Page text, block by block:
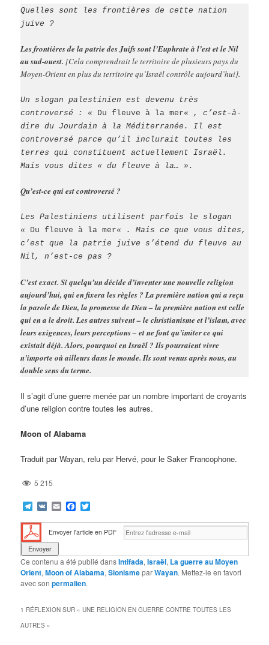
Quelles sont les frontières de cette nation
juive ?
Les frontières de la patrie des Juifs sont l’Euphrate à l’est et le Nil
au sud-ouest.[Cela comprendrait le territoire de plusieurs pays du
Moyen-Orient en plus du territoire qu’Israël contrôle aujourd’hui].
Un slogan palestinien est devenu très
controversé : « Du fleuve à la mer« , c’est-à-
dire du Jourdain à la Méditerranée. Il est
controversé parce qu’il inclurait toutes les
terres qui constituent actuellement Israël.
Mais vous dites « du fleuve à la… ».
Qu’est-ce qui est controversé ?
Les Palestiniens utilisent parfois le slogan
« Du fleuve à la mer« . Mais ce que vous dites,
c’est que la patrie juive s’étend du fleuve au
Nil, n’est-ce pas ?
C’est exact. Si quelqu’un décide d’inventer une nouvelle religion
aujourd’hui, qui en fixera les règles ? La première nation qui a reçu
la parole de Dieu, la promesse de Dieu – la première nation est celle
qui en a le droit. Les autres suivent – le christianisme et l’islam, avec
leurs exigences, leurs perceptions – et ne font qu’imiter ce qui
existait déjà. Alors, pourquoi en Israël ? Ils pourraient vivre
n’importe où ailleurs dans le monde. Ils sont venus après nous, au
double sens du terme.
Il s’agit d’une guerre menée par un nombre important de croyants
d’une religion contre toutes les autres.
Moon of Alabama
Traduit par Wayan, relu par Hervé, pour le Saker Francophone.
5 215
Telegram
VK EmailFacebook
Envoyer l'article en PDF
Ce contenu a été publié dansIntifada,Israël, La guerre au Moyen
Orient,Moon of Alabama,SionismeparWayan. Mettez-le en favori
avec sonpermalien.
1 RÉFLEXION SUR «UNE RELIGION EN GUERRE CONTRE TOUTES LES
AUTRES »